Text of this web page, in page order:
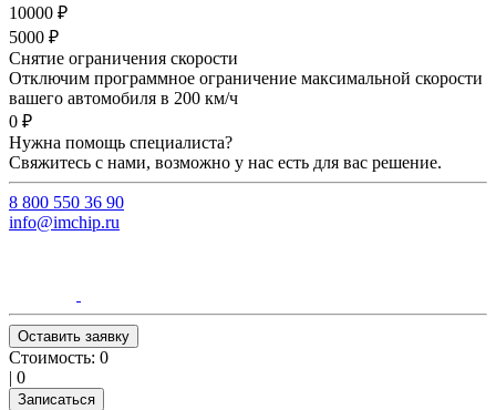
10000 ₽
5000 ₽
Снятие ограничения скорости
Отключим программное ограничение максимальной скорости
вашего автомобиля в 200 км/ч
0 ₽
Нужна помощь специалиста?
Свяжитесь с нами, возможно у нас есть для вас решение.
8 800 550 36 90
info@imchip.ru
Оставить заявку
Стоимость: 0
| 0
Записаться